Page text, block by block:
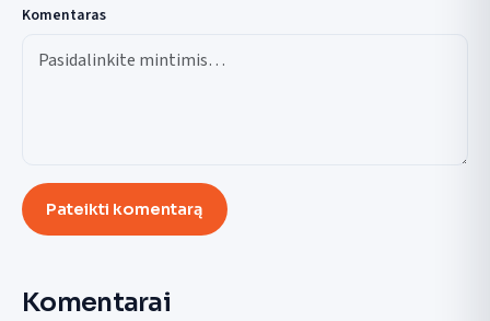
Komentaras
Pateikti komentarą
Komentarai